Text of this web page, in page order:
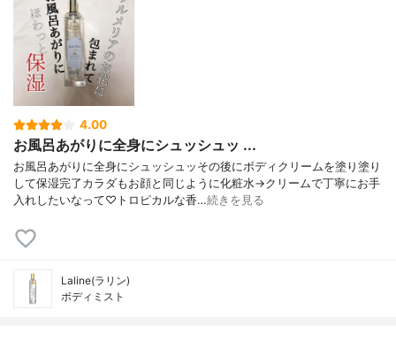
4.00
お風呂あがりに全身にシュッシュッ ...
お風呂あがりに全身にシュッシュッその後にボディクリームを塗り塗り
して保湿完了カラダもお顔と同じように化粧水→クリームで丁寧にお手
入れしたいなって♡トロピカルな香…続きを見る
Laline(ラリン)
ボディミスト